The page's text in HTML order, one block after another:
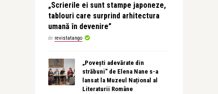
„Scrierile ei sunt stampe japoneze,
tablouri care surprind arhitectura
umană în devenire”
de revistatango
„Povești adevărate din
străbuni” de Elena Nane s-a
lansat la Muzeul Național al
Literaturii Române